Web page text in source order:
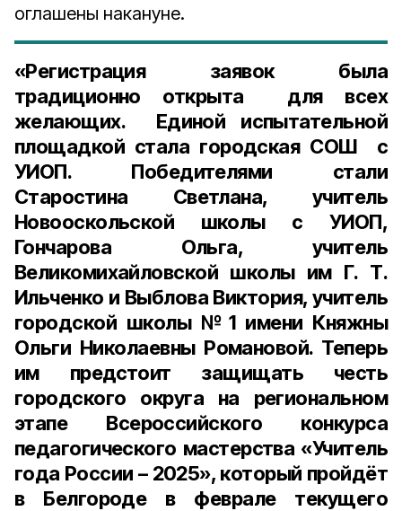
оглашены накануне.
«Регистрация заявок была
традиционно открыта для всех
желающих. Единой испытательной
площадкой стала городская СОШ с
УИОП. Победителями стали
Старостина Светлана, учитель
Новооскольской школы с УИОП,
Гончарова Ольга, учитель
Великомихайловской школы им Г. Т.
Ильченко и Выблова Виктория, учитель
городской школы №1 имени Княжны
Ольги Николаевны Романовой. Теперь
им предстоит защищать честь
городского округа на региональном
этапе Всероссийского конкурса
педагогического мастерства «Учитель
года России – 2025», который пройдёт
в Белгороде в феврале текущего